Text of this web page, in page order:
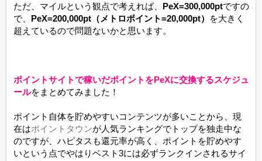
ただ、マイルという観点で考えれば、 PeX=300,000ptですの
で、 PeX=200,000pt（メトロポイント=20,000pt）
を大きく
超えているので問題ないかと思います。
ポイントサイトで稼いだポイントをPeXに交換するスケジュ
ールをまとめてみました！
ポイント自体を貯めやすいコンテンツが多いことから、現
在はポイントタウンが人気ランキングでトップを独走中な
のですが、ハピタスも還元率が高く、ポイントを貯めやす
いという点でやはりベスト3には必ずランクインされるサイ